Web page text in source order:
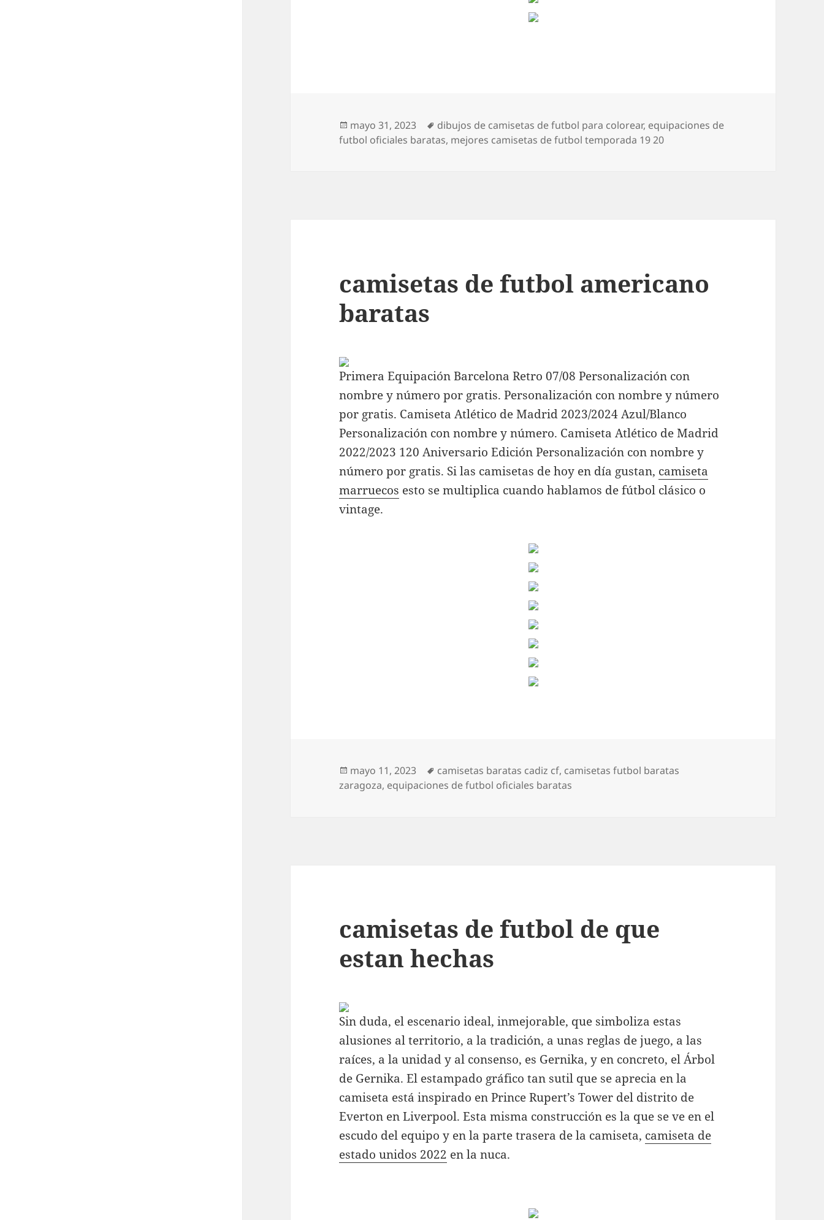
Publicado
el
mayo 31, 2023 Etiquetas
dibujos de camisetas de futbol para colorear, equipaciones de
futbol oficiales baratas, mejores camisetas de futbol temporada 19 20
camisetas de futbol americano
baratas
Primera Equipación Barcelona Retro 07/08 Personalización con
nombre y número por gratis. Personalización con nombre y número
por gratis. Camiseta Atlético de Madrid 2023/2024 Azul/Blanco
Personalización con nombre y número. Camiseta Atlético de Madrid
2022/2023 120 Aniversario Edición Personalización con nombre y
número por gratis. Si las camisetas de hoy en día gustan, camiseta
marruecos esto se multiplica cuando hablamos de fútbol clásico o
vintage.
Publicado
el
mayo 11, 2023 Etiquetas
camisetas baratas cadiz cf, camisetas futbol baratas
zaragoza, equipaciones de futbol oficiales baratas
camisetas de futbol de que
estan hechas
Sin duda, el escenario ideal, inmejorable, que simboliza estas
alusiones al territorio, a la tradición, a unas reglas de juego, a las
raíces, a la unidad y al consenso, es Gernika, y en concreto, el Árbol
de Gernika. El estampado gráfico tan sutil que se aprecia en la
camiseta está inspirado en Prince Rupert’s Tower del distrito de
Everton en Liverpool. Esta misma construcción es la que se ve en el
escudo del equipo y en la parte trasera de la camiseta, camiseta de
estado unidos 2022 en la nuca.